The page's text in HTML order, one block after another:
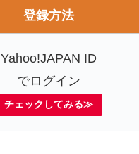
登録方法
Yahoo!JAPAN ID
でログイン
チェックしてみる≫